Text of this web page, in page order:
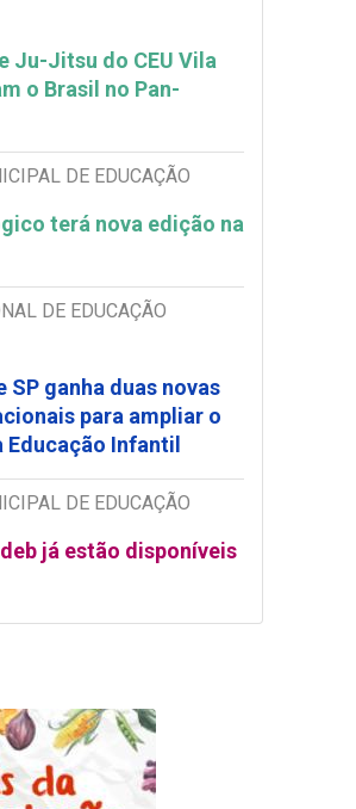
Ju-Jitsu do CEU Vila
o Brasil no Pan-
DE EDUCAÇÃO
terá nova edição na
DE EDUCAÇÃO
SP ganha duas novas
para ampliar o
Infantil
DE EDUCAÇÃO
já estão disponíveis